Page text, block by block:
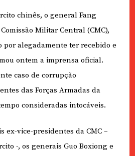
chinês, o general Fang
Militar Central (CMC),
por alegadamente ter recebido e
ontem a imprensa oficial.
caso de corrupção
das Forças Armadas da
consideradas intocáveis.
ex-vice-presidentes da CMC –
-, os generais Guo Boxiong e